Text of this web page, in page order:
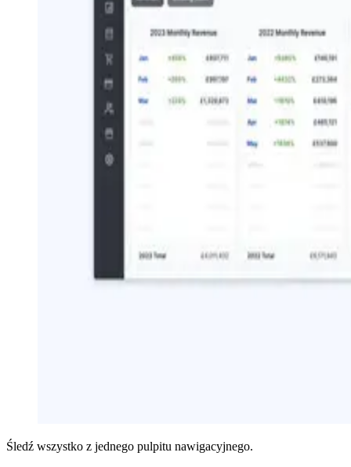
Śledź wszystko z jednego pulpitu nawigacyjnego.